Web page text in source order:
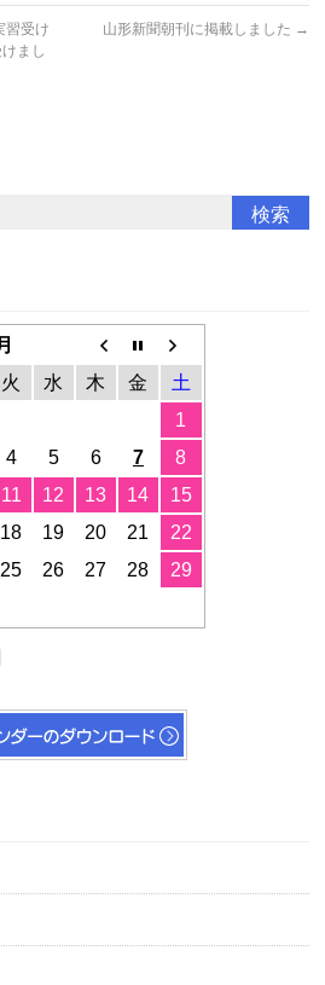
習受け
まし
山形新聞朝刊に掲載しました →
火 水 木 金
土
1
4 5 6 7
8
11 12 13 14
15
18 19 20 21
22
25 26 27 28
29